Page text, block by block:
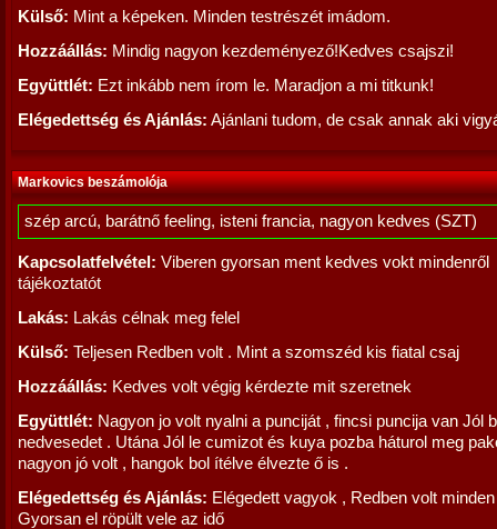
Külső: Mint a képeken. Minden testrészét imádom.
Hozzáállás: Mindig nagyon kezdeményező!Kedves csajszi!
Együttlét: Ezt inkább nem írom le. Maradjon a mi titkunk!
Elégedettség és Ajánlás: Ajánlani tudom, de csak annak aki
Markovics beszámolója
szép arcú, barátnő feeling, isteni francia, nagyon kedves (SZT)
Kapcsolatfelvétel: Viberen gyorsan ment kedves vokt mindenről
tájékoztatót
Lakás: Lakás célnak meg felel
Külső: Teljesen Redben volt . Mint a szomszéd kis fiatal csaj
Hozzáállás: Kedves volt végig kérdezte mit szeretnek
Együttlét: Nagyon jo volt nyalni a punciját , fincsi puncija van Jól
nedvesedet . Utána Jól le cumizot és kuya pozba háturol meg
nagyon jó volt , hangok bol ítélve élvezte ő is .
Elégedettség és Ajánlás: Elégedett vagyok , Redben volt
Gyorsan el röpült vele az idő